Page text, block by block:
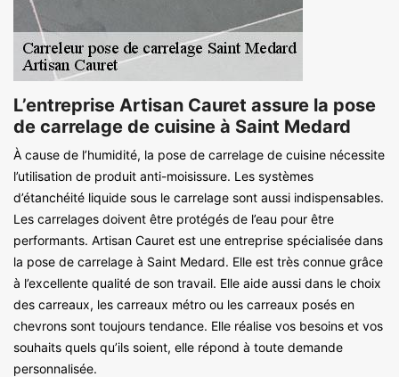
L’entreprise Artisan Cauret assure la pose
de carrelage de cuisine à Saint Medard
À cause de l’humidité, la pose de carrelage de cuisine nécessite
l’utilisation de produit anti-moisissure. Les systèmes
d’étanchéité liquide sous le carrelage sont aussi indispensables.
Les carrelages doivent être protégés de l’eau pour être
performants. Artisan Cauret est une entreprise spécialisée dans
la pose de carrelage à Saint Medard. Elle est très connue grâce
à l’excellente qualité de son travail. Elle aide aussi dans le choix
des carreaux, les carreaux métro ou les carreaux posés en
chevrons sont toujours tendance. Elle réalise vos besoins et vos
souhaits quels qu’ils soient, elle répond à toute demande
personnalisée.